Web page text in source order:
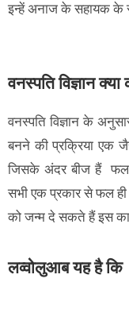
इन्हें अनाज के सहायक के
वनस्पति विज्ञान
वनस्पति विज्ञान के
बनने की प्रक्रिया एक
जिसके अंदर बीज हैं फल
सभी एक प्रकार से फल ही
को जन्म दे सकते हैं इस
लव्वोलुआब यह है कि